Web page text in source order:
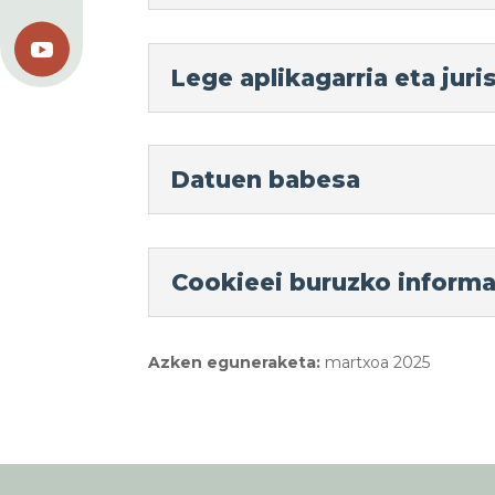

Lege aplikagarria eta
Datuen babesa
Cookieei buruzko
Azken eguneraketa: martxoa 2025